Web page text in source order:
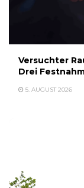
Versuchter
Drei
5. AUGUST 2026